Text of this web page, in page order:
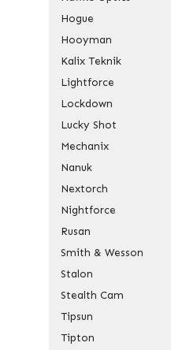
Hogue
Hooyman
Kalix Teknik
Lightforce
Lockdown
Lucky Shot
Mechanix
Nanuk
Nextorch
Nightforce
Rusan
Smith & Wesson
Stalon
Stealth Cam
Tipsun
Tipton